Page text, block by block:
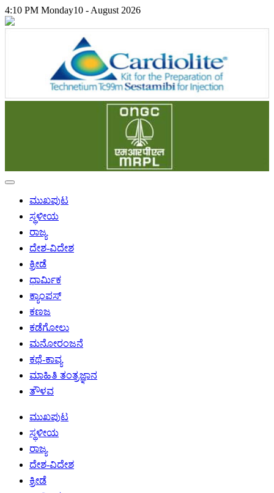
4:10 PM Monday10 - August 2026
ಮುಖಪುಟ
ಸ್ಥಳೀಯ
ರಾಜ್ಯ
ದೇಶ-ವಿದೇಶ
ಕ್ರೀಡೆ
ಧಾರ್ಮಿಕ
ಕ್ಯಾಂಪಸ್
ಕಣಜ
ಕಡೆಗೋಲು
ಮನೋರಂಜನೆ
ಕಥೆ-ಕಾವ್ಯ
ಮಾಹಿತಿ ತಂತ್ರಜ್ಞಾನ
ತೌಳವ
ಮುಖಪುಟ
ಸ್ಥಳೀಯ
ರಾಜ್ಯ
ದೇಶ-ವಿದೇಶ
ಕ್ರೀಡೆ